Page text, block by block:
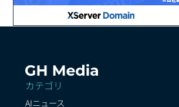
カテゴリ
AIニュース